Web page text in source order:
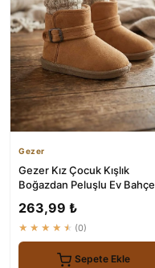
Gezer
Gezer Kız Çocuk Kışlık
Boğazdan Peluşlu Ev Bahçe
263,99 ₺
★★★★★ (0)
Sepete Ekle